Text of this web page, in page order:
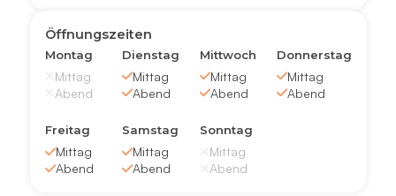
Öffnungszeiten
Montag
Mittag
Abend
Dienstag
Mittag
Abend
Mittwoch
Mittag
Abend
Donnerstag
Mittag
Abend
Freitag
Mittag
Abend
Samstag
Mittag
Abend
Sonntag
Mittag
Abend